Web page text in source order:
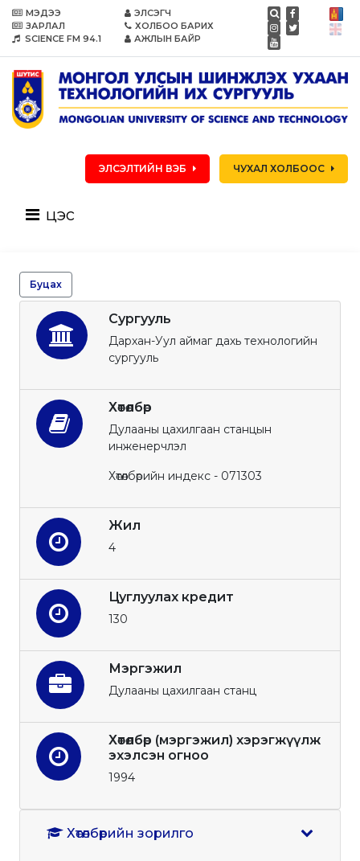
МЭДЭЭ
ЗАРЛАЛ
SCIENCE FM 94.1
ЭЛСЭГЧ
ХОЛБОО БАРИХ
АЖЛЫН БАЙР
ЭЛСЭЛТИЙН ВЭБ ЧУХАЛ ХОЛБООС
цэс
Буцах
Сургууль
Дархан-Уул аймаг дахь технологийн
сургууль
Хөтөлбөр
Дулааны цахилгаан станцын
инженерчлэл
Хөтөлбөрийн индекс - 071303
Жил
4
Цуглуулах кредит
130
Мэргэжил
Дулааны цахилгаан станц
Хөтөлбөр (мэргэжил) хэрэгжүүлж
эхэлсэн огноо
1994
Хөтөлбөрийн зорилго